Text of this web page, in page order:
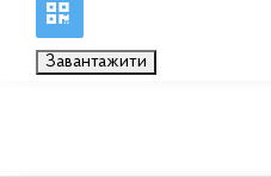
Завантажити